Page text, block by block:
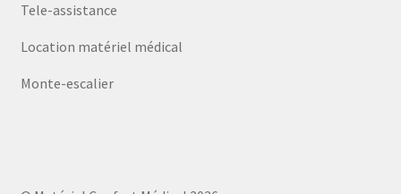
Tele-assistance
Location matériel médical
Monte-escalier